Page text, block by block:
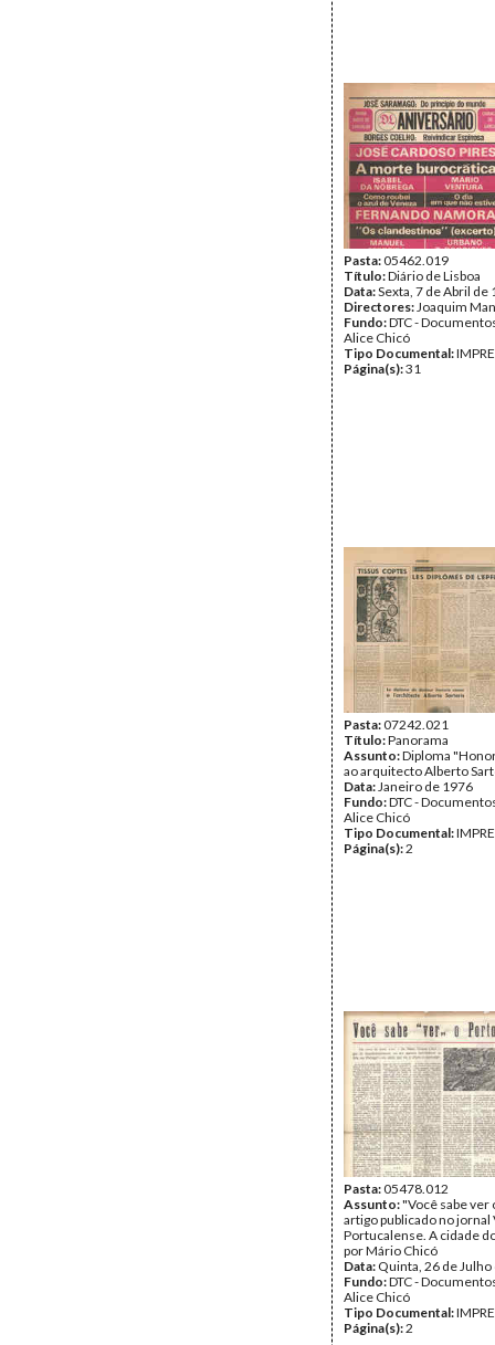
Pasta:05462.019
Título:Diário de Lisboa
Data:Sexta, 7 de Abril de
Directores:Joaquim
Fundo:DTC -
Alice Chicó
Tipo Documental:
Página(s):31
Pasta:07242.021
Título:Panorama
Assunto:Diploma
ao arquitecto Alberto
Data:Janeiro de 1976
Fundo:DTC -
Alice Chicó
Tipo Documental:
Página(s):2
Pasta:05478.012
Assunto:"Você sabe ver
artigo publicado no jornal
Portucalense. A cidade
por Mário Chicó
Data: Quinta, 26 de
Fundo:DTC -
Alice Chicó
Tipo Documental:
Página(s):2